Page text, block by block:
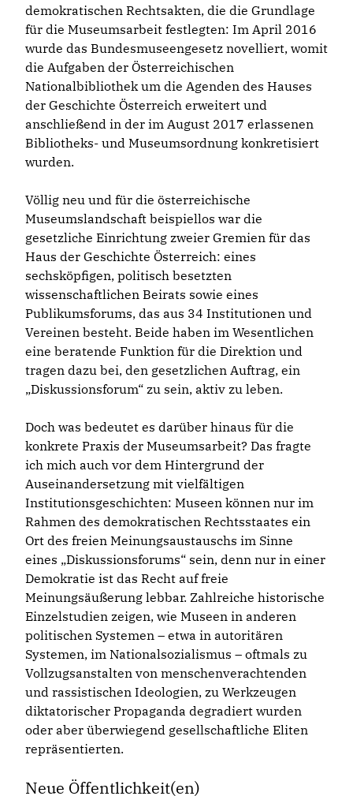
demokratischen Rechtsakten, die die Grundlage
für die Museumsarbeit festlegten: Im April 2016
wurde das Bundesmuseengesetz novelliert, womit
die Aufgaben der Österreichischen
Nationalbibliothek um die Agenden des Hauses
der Geschichte Österreich erweitert und
anschließend in der im August 2017 erlassenen
Bibliotheks- und Museumsordnung konkretisiert
wurden.
Völlig neu und für die österreichische
Museumslandschaft beispiellos war die
gesetzliche Einrichtung zweier Gremien für das
Haus der Geschichte Österreich: eines
sechsköpfigen, politisch besetzten
wissenschaftlichen Beirats sowie eines
Publikumsforums, das aus 34 Institutionen und
Vereinen besteht. Beide haben im Wesentlichen
eine beratende Funktion für die Direktion und
tragen dazu bei, den gesetzlichen Auftrag, ein
„Diskussionsforum“ zu sein, aktiv zu leben.
Doch was bedeutet es darüber hinaus für die
konkrete Praxis der Museumsarbeit? Das fragte
ich mich auch vor dem Hintergrund der
Auseinandersetzung mit vielfältigen
Institutionsgeschichten: Museen können nur im
Rahmen des demokratischen Rechtsstaates ein
Ort des freien Meinungsaustauschs im Sinne
eines „Diskussionsforums“ sein, denn nur in einer
Demokratie ist das Recht auf freie
Meinungsäußerung lebbar. Zahlreiche historische
Einzelstudien zeigen, wie Museen in anderen
politischen Systemen – etwa in autoritären
Systemen, im Nationalsozialismus – oftmals zu
Vollzugsanstalten von menschenverachtenden
und rassistischen Ideologien, zu Werkzeugen
diktatorischer Propaganda degradiert wurden
oder aber überwiegend gesellschaftliche Eliten
repräsentierten.
Neue Öffentlichkeit(en)